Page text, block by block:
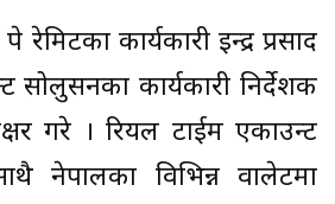
रेमिटका कार्यकारी इन्द्र प्रसाद
सोलुसनका कार्यकारी निर्देशक
गरे । रियल टाईम एकाउन्ट
नेपालका विभिन्न वालेटमा